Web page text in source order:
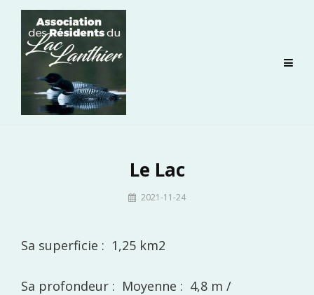
Skip
content
Le Lac
By 2021-11-24
Sa superficie : 1,25 km2
Sa profondeur : Moyenne : 4,8 m /